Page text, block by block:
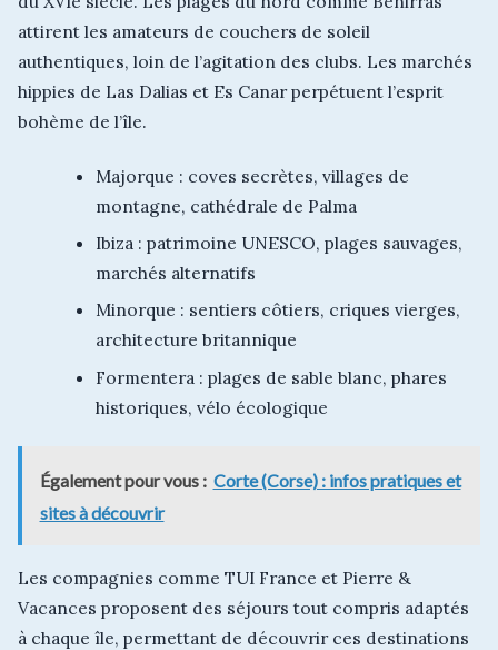
attirent les amateurs de couchers de soleil
authentiques, loin de l’agitation des clubs. Les marchés
hippies de Las Dalias et Es Canar perpétuent l’esprit
bohème de l’île.
Majorque : coves secrètes, villages de
montagne, cathédrale de Palma
Ibiza : patrimoine UNESCO, plages sauvages,
marchés alternatifs
Minorque : sentiers côtiers, criques vierges,
architecture britannique
Formentera : plages de sable blanc, phares
historiques, vélo écologique
Également pour vous : Corte (Corse) : infos pratiques et
sites à découvrir
Les compagnies comme TUI France et Pierre &
Vacances proposent des séjours tout compris adaptés
à chaque île, permettant de découvrir ces destinations